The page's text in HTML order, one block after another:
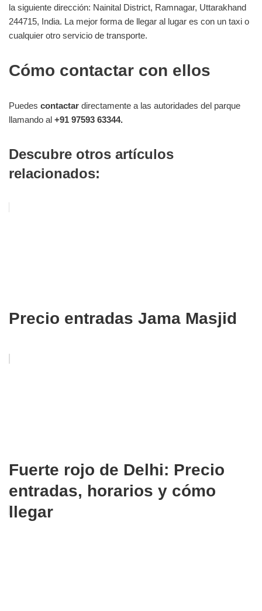
la siguiente dirección: Nainital District, Ramnagar, Uttarakhand
244715, India. La mejor forma de llegar al lugar es con un taxi o
cualquier otro servicio de transporte.
Cómo contactar con ellos
Puedes contactar directamente a las autoridades del parque
llamando al +91 97593 63344.
Descubre otros artículos
relacionados:
Precio entradas Jama Masjid
Fuerte rojo de Delhi: Precio
entradas, horarios y cómo
llegar